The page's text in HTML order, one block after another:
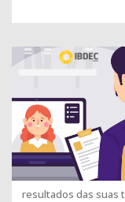
resultados das suas